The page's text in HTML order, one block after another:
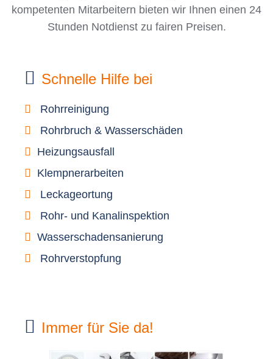
kompetenten Mitarbeitern bieten wir Ihnen einen 24
Stunden Notdienst zu fairen Preisen.
Schnelle Hilfe bei
Rohrreinigung
Rohrbruch & Wasserschäden
Heizungsausfall
Klempnerarbeiten
Leckageortung
Rohr- und Kanalinspektion
Wasserschadensanierung
Rohrverstopfung
Immer für Sie da!